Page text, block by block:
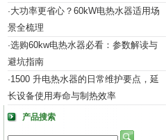
·大功率更省心？60kW电热水器适用场
景全梳理
·选购60kw电热水器必看：参数解读与
避坑指南
·1500 升电热水器的日常维护要点，延
长设备使用寿命与制热效率
产品搜索